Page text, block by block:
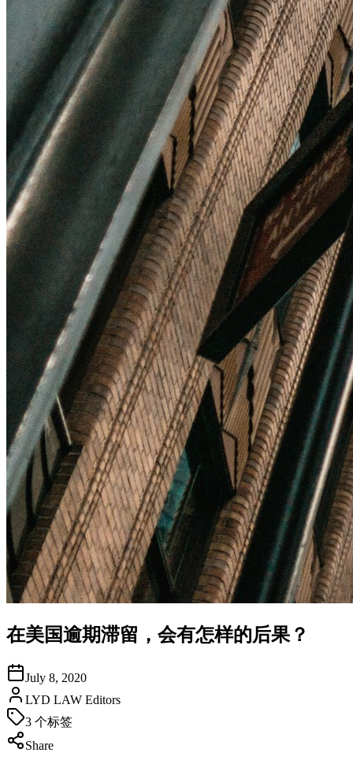
在美国逾期滞留，会有怎样的后果？
July 8, 2020
LYD LAW Editors
3 个标签
Share